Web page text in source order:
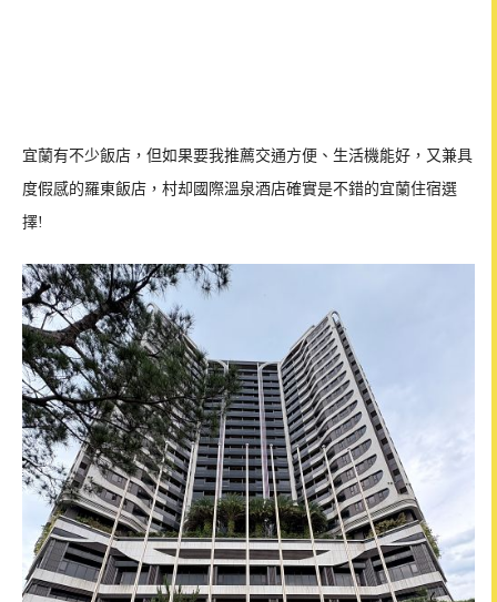
宜蘭有不少飯店，但如果要我推薦交通方便、生活機能好，又兼具
度假感的羅東飯店，村却國際溫泉酒店確實是不錯的宜蘭住宿選
擇!